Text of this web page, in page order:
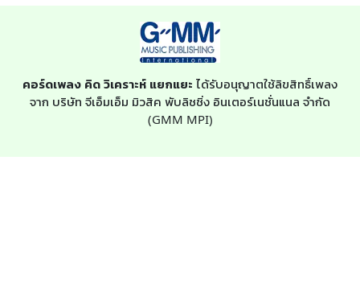
คอร์ดเพลง คิด วิเคราะห์ แยกแยะ ได้รับอนุญาตใช้ลิขสิทธิ์เพลง
จาก บริษัท จีเอ็มเอ็ม มิวสิค พับลิชชิ่ง อินเตอร์เนชั่นแนล จำกัด
(GMM MPI)